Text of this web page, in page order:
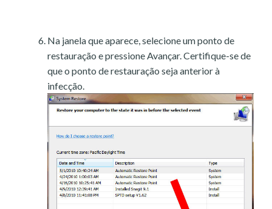
Na janela que aparece, selecione um ponto de
restauração e pressione Avançar. Certifique-se de
que o ponto de restauração seja anterior à
infecção.